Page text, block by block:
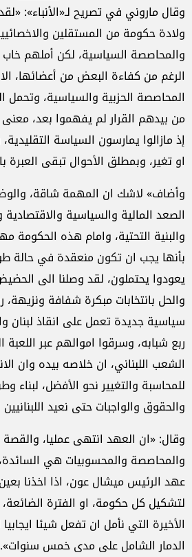
وقال ماروني في تصريح لـ«الأنباء»:
ولادة حكومة من المستقلين
والمحاصصة السياسية، لكن أملهم خاب
الرغم من كفاءة البعض من أعضائها،
المحاصصة الحزبية والسياسية، وتحمل
من بيدهم القرار لم يفهموا بعد،
إذ مازالوا يمارسون السياسة
او تغير، وبمطلق الأحوال تبقى العبرة
وأضاف» لاشك ان المهمة شاقة،
الصعد المالية والسياسية والاقتصادية
والبنية التحتية، وامام هذه الحكومة
بأنها يجب ان تكون منعقدة في حالة
يعودوا يحتملون، لقد وصلنا الى
والحل بانتخابات مبكرة شفافة
سياسية جديدة تعمل على انقاذ لبنان
ربع شبابه، وسرقوا اموالهم عبر
الشعب اللبناني، ان خلاصه بيده وان
للمحاسبة والتغيير نحو الأفضل،
والحقوق والواجبات حتى نعيد اللبنانيين
وقال: «ان العهد انتهى عمليا،
والمحاصصة والمحسوبيات هي
عهد الرئيس ميشال عون، اذا اخذنا بعين
لتشكيل كل حكومة، او الفترة
الأخيرة التي نأمل ان تفعل شيئا
الدمار الشامل على مدى خمس سنوات».